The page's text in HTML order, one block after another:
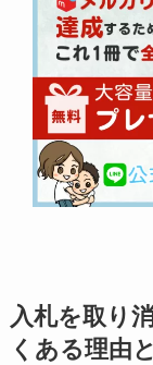
入札を取り
くある理由